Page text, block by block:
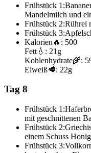
Frühstück 1:
Mandelmilch und
Frühstück 2:Rührei
Frühstück 3:
Kalorien 🔥: 500
Fett 💧: 21g
Kohlenhydrate🌾:
Eiweiß🥩: 22g
Tag 8
Frühstück 1:
mit geschnittenen
Frühstück 2:
einem Schuss Honig
Frühstück 3: